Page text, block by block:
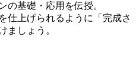
の基礎・応用を伝授。
仕上げられるように「完成さ
ましょう。